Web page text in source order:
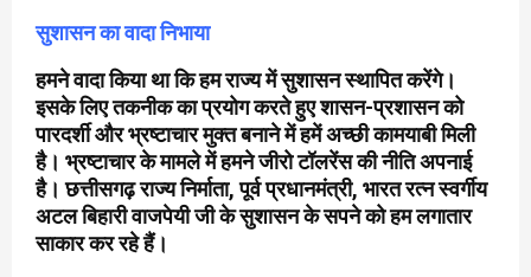
सुशासन का वादा निभाया
हमने वादा किया था कि हम राज्य में सुशासन स्थापित करेंगे।
इसके लिए तकनीक का प्रयोग करते हुए शासन-प्रशासन को
पारदर्शी और भ्रष्टाचार मुक्त बनाने में हमें अच्छी कामयाबी मिली
है। भ्रष्टाचार के मामले में हमने जीरो टॉलरेंस की नीति अपनाई
है। छत्तीसगढ़ राज्य निर्माता, पूर्व प्रधानमंत्री, भारत रत्न स्वर्गीय
अटल बिहारी वाजपेयी जी के सुशासन के सपने को हम लगातार
साकार कर रहे हैं।